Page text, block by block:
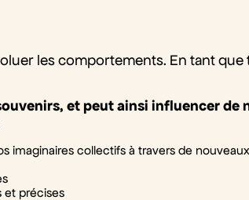
les comportements. En tant que
et peut ainsi influencer de
imaginaires collectifs à travers de
et précises